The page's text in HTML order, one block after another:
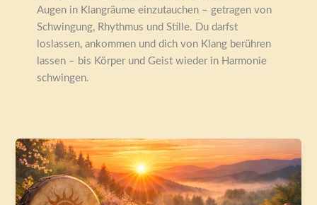
Augen in Klangräume einzutauchen – getragen von
Schwingung, Rhythmus und Stille. Du darfst
loslassen, ankommen und dich von Klang berühren
lassen – bis Körper und Geist wieder in Harmonie
schwingen.